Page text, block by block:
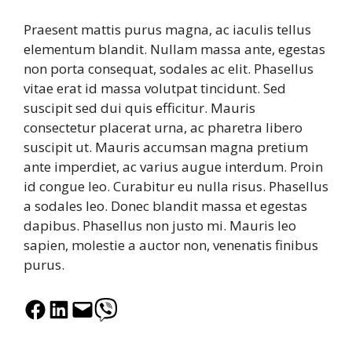
Praesent mattis purus magna, ac iaculis tellus
elementum blandit. Nullam massa ante, egestas
non porta consequat, sodales ac elit. Phasellus
vitae erat id massa volutpat tincidunt. Sed
suscipit sed dui quis efficitur. Mauris
consectetur placerat urna, ac pharetra libero
suscipit ut. Mauris accumsan magna pretium
ante imperdiet, ac varius augue interdum. Proin
id congue leo. Curabitur eu nulla risus. Phasellus
a sodales leo. Donec blandit massa et egestas
dapibus. Phasellus non justo mi. Mauris leo
sapien, molestie a auctor non, venenatis finibus
purus.
Share on Facebook
Share on LinkedIn
Email this Page
Share on Viber